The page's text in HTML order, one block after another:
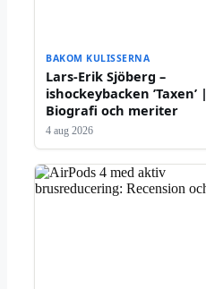
BAKOM KULISSERNA
Lars-Erik Sjöberg –
ishockeybacken ’Taxen’ |
Biografi och meriter
4 aug 2026